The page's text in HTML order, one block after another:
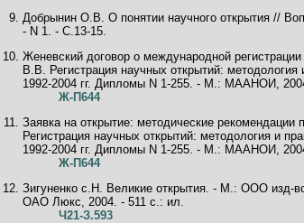
Добрынин О.В. О понятии научного открытия //
- N 1. - C.13-15.
Женевский договор о международной
В.В. Регистрация научных открытий: методология
1992-2004 гг. Дипломы N 1-255. - М.: МААНОИ,
Ж-П644
Заявка на открытие: методические
Регистрация научных открытий: методология и
1992-2004 гг. Дипломы N 1-255. - М.: МААНОИ,
Ж-П644
Зигуненко с.Н. Великие открытия. - М.: ООО изд-
ОАО Люкс, 2004. - 511 с.: ил.
Ч21-З.593